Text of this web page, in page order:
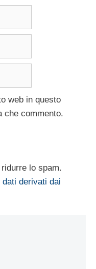
web in questo
che commento.
lo spam.
derivati dai